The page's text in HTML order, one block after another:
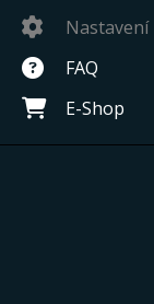
Nastavení
FAQ
E-Shop